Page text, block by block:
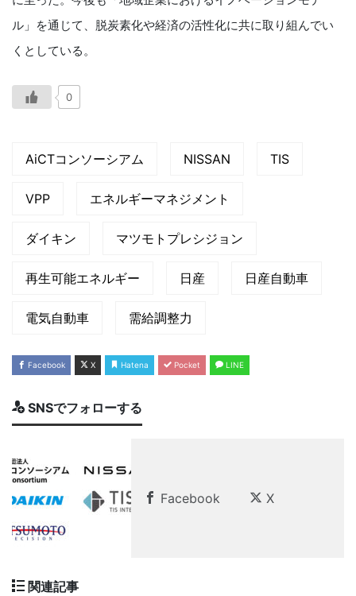
ル」を通じて、脱炭素化や経済の活性化に共に取り組んでい
くとしている。
0
AiCTコンソーシアム NISSAN TIS
VPP エネルギーマネジメント
ダイキン マツモトプレシジョン
再生可能エネルギー 日産 日産自動車
電気自動車 需給調整力
Facebook X Hatena Pocket LINE
SNSでフォローする
Facebook X
関連記事